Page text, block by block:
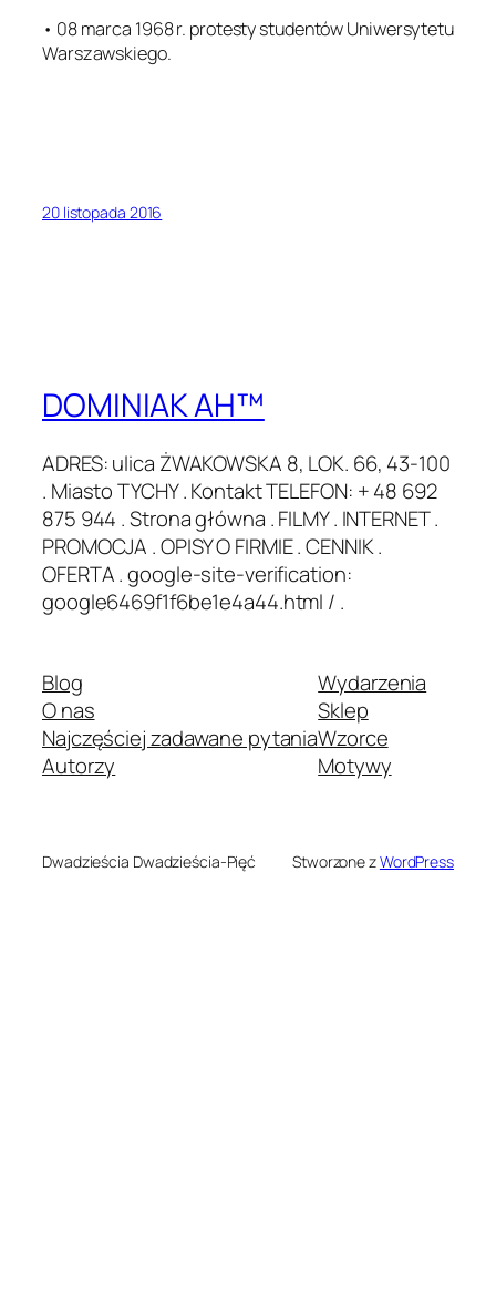
• 08 marca 1968 r. protesty studentów Uniwersytetu
Warszawskiego.
20 listopada 2016
DOMINIAK AH™
ADRES: ulica ŻWAKOWSKA 8, LOK. 66, 43-100
. Miasto TYCHY . Kontakt TELEFON: + 48 692
875 944 . Strona główna . FILMY . INTERNET .
PROMOCJA . OPISY O FIRMIE . CENNIK .
OFERTA . google-site-verification:
google6469f1f6be1e4a44.html / .
Blog
O nas
Najczęściej zadawane pytania
Autorzy
Wydarzenia
Sklep
Wzorce
Motywy
Dwadzieścia Dwadzieścia-Pięć Stworzone zWordPress